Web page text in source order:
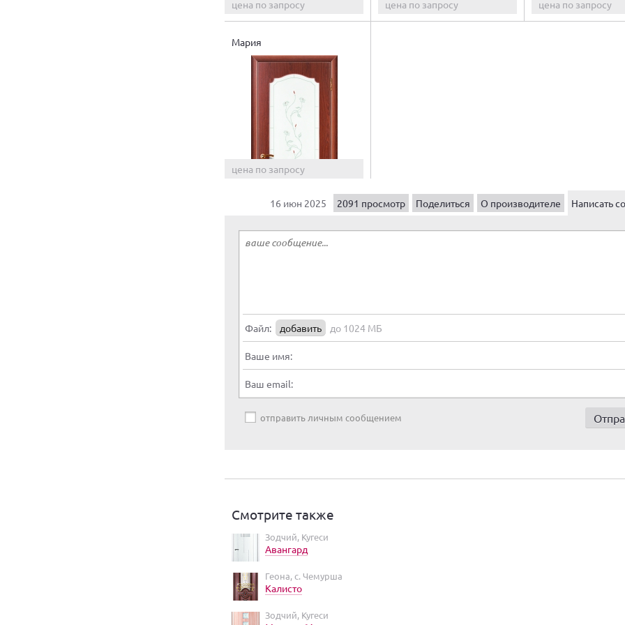
цена по запросу цена по запросу цена по запросу
Мария
цена по запросу
16 июн 2025 2091 просмотр Поделиться О производителе Написать
Файл: добавить до 1024 МБ
Ваше имя:
Ваш email:
отправить личным сообщением
Смотрите также
Зодчий, Кугеси
Авангард
Геона, с. Чемурша
Калисто
Зодчий, Кугеси